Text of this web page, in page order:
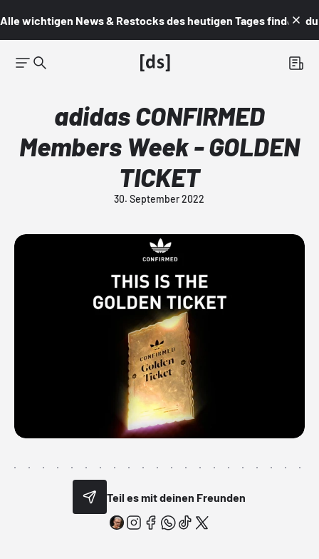
Alle wichtigen News & Restocks des heutigen Tages findest du
adidas CONFIRMED
Members Week - GOLDEN
TICKET
30. September 2022
Teil es mit deinen Freunden